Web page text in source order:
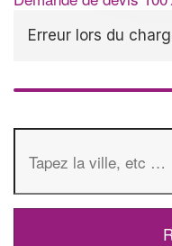
Erreur lors du